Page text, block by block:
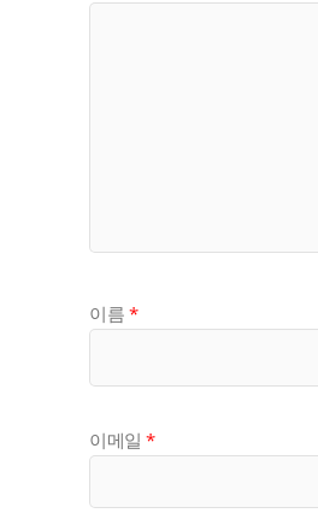
이름 *
이메일 *